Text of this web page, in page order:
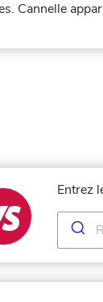
Cannelle
Entrez